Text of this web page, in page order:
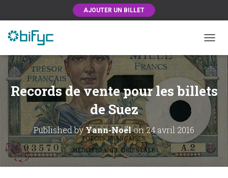
AJOUTER UN BILLET
Records de vente pour les billets
de Suez
Published byYann-Noëlon24 avril 2016